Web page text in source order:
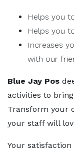
Helps you
Helps you
Increases
with our
Blue Jay Pos
activities to
Transform your
your staff will
Your